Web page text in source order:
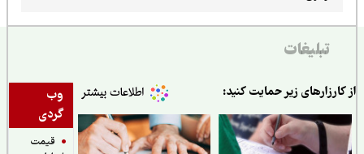
تبلیغات
وب
گردی
قیمت
زیر حمایت کنید: